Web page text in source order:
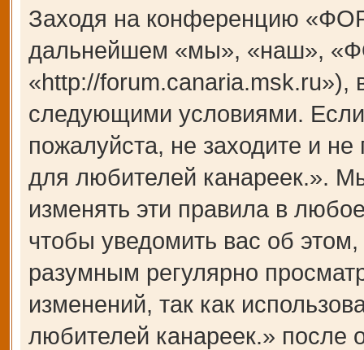
Заходя на конференцию
дальнейшем «мы», «наш»,
«http://forum.canaria.msk.ru»),
следующими условиями.
пожалуйста, не заходите и
для любителей канареек.».
изменять эти правила в
чтобы уведомить вас об
разумным регулярно
изменений, так как
любителей канареек.» после